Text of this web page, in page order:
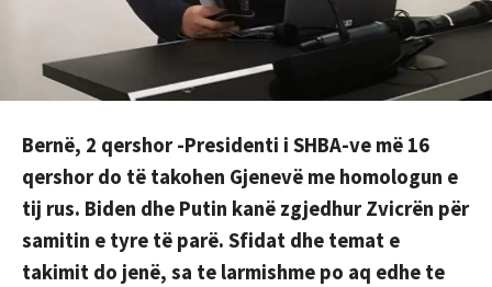
Bernë, 2 qershor -Presidenti i SHBA-ve më 16
qershor do të takohen Gjenevë me homologun e
tij rus. Biden dhe Putin kanë zgjedhur Zvicrën për
samitin e tyre të parë. Sfidat dhe temat e
takimit do jenë, sa te larmishme po aq edhe te